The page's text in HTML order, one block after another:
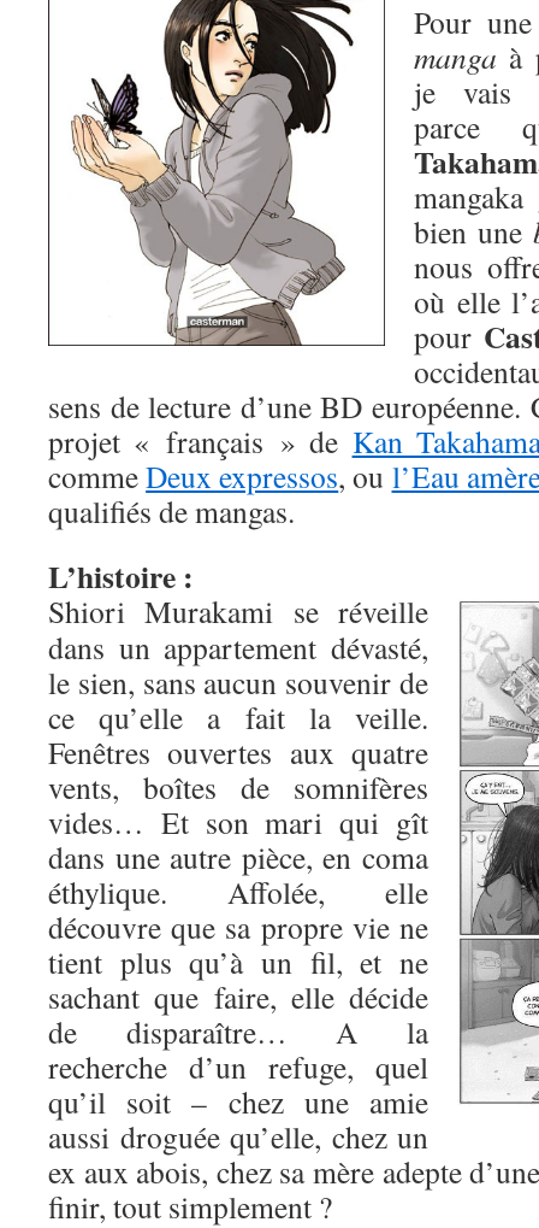
Pour
manga à
je vais
mangaka
bien une
nous
où elle
pour
sens de lecture d’une BD européenne.
projet « français » de Kan
commeDeux expressos, ou l’Eau
qualifiés de mangas.
L’histoire :
Shiori Murakami se réveille
dans un appartement dévasté,
le sien, sans aucun souvenir de
ce qu’elle a fait la veille.
Fenêtres ouvertes aux quatre
vents, boîtes de somnifères
vides… Et son mari qui gît
dans une autre pièce, en coma
éthylique. Affolée, elle
découvre que sa propre vie ne
tient plus qu’à un fil, et ne
sachant que faire, elle décide
de disparaître… A la
recherche d’un refuge, quel
qu’il soit – chez une amie
aussi droguée qu’elle, chez un
ex aux abois, chez sa mère adepte
finir, tout simplement ?